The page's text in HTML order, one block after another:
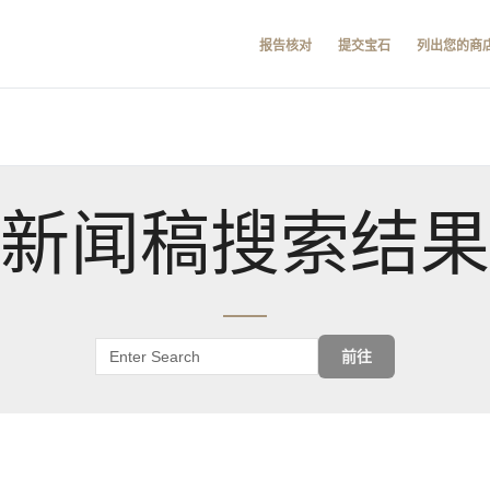
报告核对 提交宝石 列出您的商
新闻稿搜索结果
前往